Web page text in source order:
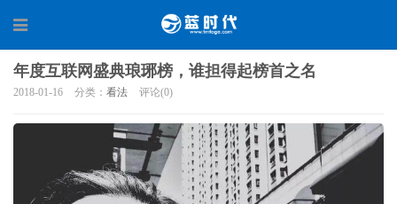
年度互联网盛典琅琊榜，谁担得起榜首之名
2018-01-16 分类： 看法 评论(0)